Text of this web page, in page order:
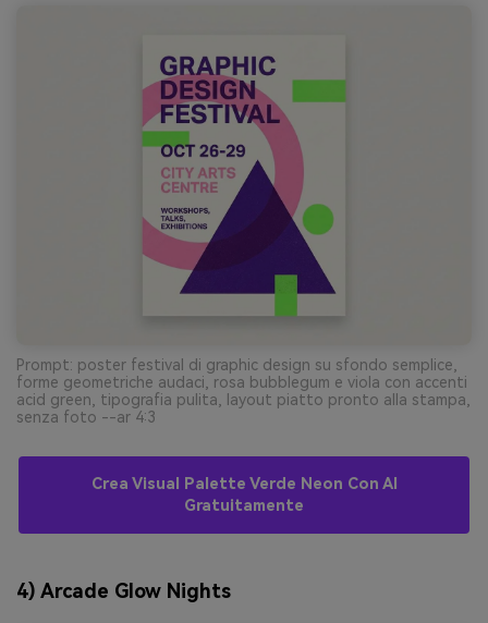
Prompt: poster festival di graphic design su sfondo semplice,
forme geometriche audaci, rosa bubblegum e viola con accenti
acid green, tipografia pulita, layout piatto pronto alla stampa,
senza foto --ar 4:3
Crea Visual Palette Verde Neon Con AI
Gratuitamente
4) Arcade Glow Nights